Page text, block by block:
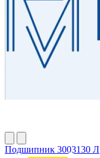
Подшипник 3003130 Л